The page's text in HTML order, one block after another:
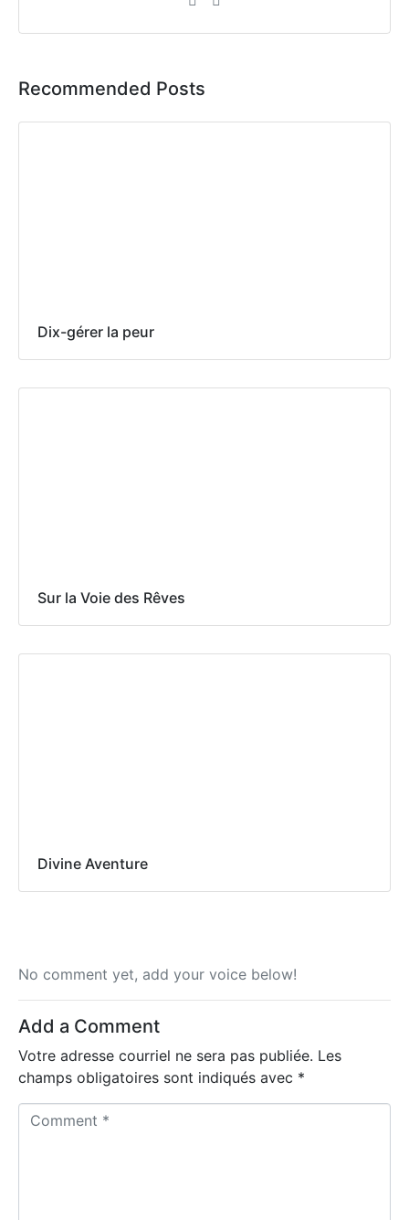
Recommended Posts
Dix-gérer la peur
Sur la Voie des Rêves
Divine Aventure
No comment yet, add your voice below!
Add a Comment
Votre adresse courriel ne sera pas publiée. Les
champs obligatoires sont indiqués avec *